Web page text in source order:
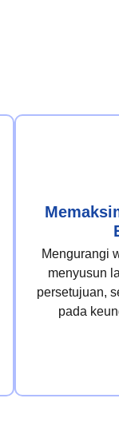
Mengurangi
menyusun
persetujuan,
pada